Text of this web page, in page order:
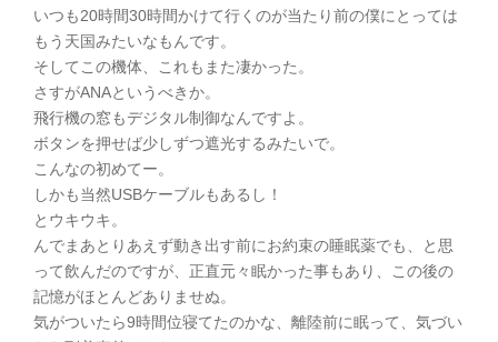
いつも20時間30時間かけて行くのが当たり前の僕にとっては
もう天国みたいなもんです。
そしてこの機体、これもまた凄かった。
さすがANAというべきか。
飛行機の窓もデジタル制御なんですよ。
ボタンを押せば少しずつ遮光するみたいで。
こんなの初めてー。
しかも当然USBケーブルもあるし！
とウキウキ。
んでまあとりあえず動き出す前にお約束の睡眠薬でも、と思
って飲んだのですが、正直元々眠かった事もあり、この後の
記憶がほとんどありませぬ。
気がついたら9時間位寝てたのかな、離陸前に眠って、気づい